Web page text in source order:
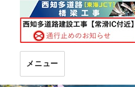
メニュー